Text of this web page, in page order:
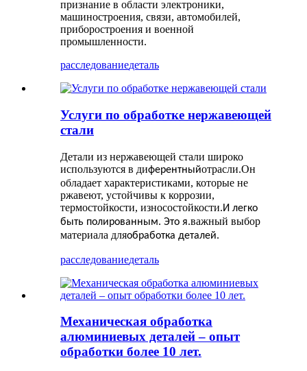
признание в области электроники,
машиностроения, связи, автомобилей,
приборостроения и военной
промышленности.
расследованиедеталь
Услуги по обработке нержавеющей
стали
Детали из нержавеющей стали широко
используются в диферентныйотрасли.Он
обладает характеристиками, которые не
ржавеют, устойчивы к коррозии,
термостойкости, износостойкости.И легко
быть полированным. Это я.важный выбор
материала дляобработка деталей.
расследованиедеталь
Механическая обработка
алюминиевых деталей – опыт
обработки более 10 лет.